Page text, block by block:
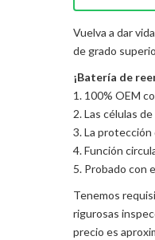
Vuelva a dar
de grado
¡Batería de
1. 100% OEM
2. Las células
3. La
4. Función
5. Probado con
Tenemos
rigurosas
precio es